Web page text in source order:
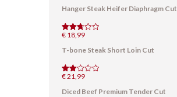
Hanger Steak Heifer Diaphragm Cut
Valutat
su 5
€18,99
T-bone Steak Short Loin Cut
Valut
2.07
€21,99
Diced Beef Premium Tender Cut